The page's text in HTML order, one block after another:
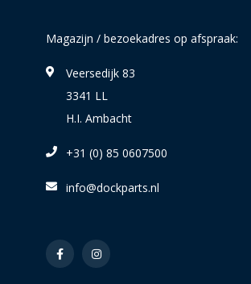
Magazijn / bezoekadres op afspraak:
Veersedijk 83
3341 LL
H.I. Ambacht
+31 (0) 85 0607500
info@dockparts.nl